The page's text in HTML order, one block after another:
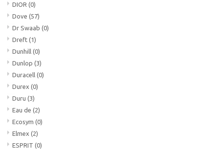
DIOR (0)
Dove (57)
Dr Swaab (0)
Dreft (1)
Dunhill (0)
Dunlop (3)
Duracell (0)
Durex (0)
Duru (3)
Eau de (2)
Ecosym (0)
Elmex (2)
ESPRIT (0)